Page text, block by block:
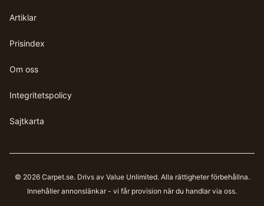
Artiklar
Prisindex
Om oss
Integritetspolicy
Sajtkarta
© 2026 Carpet.se. Drivs av Value Unlimited. Alla rättigheter förbehållna.
Innehåller annonslänkar - vi får provision när du handlar via oss.